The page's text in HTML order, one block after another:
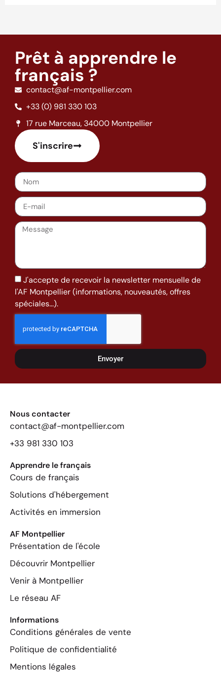
Prêt à apprendre le
français ?
contact@af-montpellier.com
+33 (0) 981 330 103
17 rue Marceau, 34000 Montpellier
S'inscrire
J'accepte de recevoir la newsletter mensuelle de
l'AF Montpellier (informations, nouveautés, offres
spéciales...).
Envoyer
Nous contacter
contact@af-montpellier.com
+33 981 330 103
Apprendre le français
Cours de français
Solutions d'hébergement
Activités en immersion
AF Montpellier
Présentation de l'école
Découvrir Montpellier
Venir à Montpellier
Le réseau AF
Informations
Conditions générales de vente
Politique de confidentialité
Mentions légales